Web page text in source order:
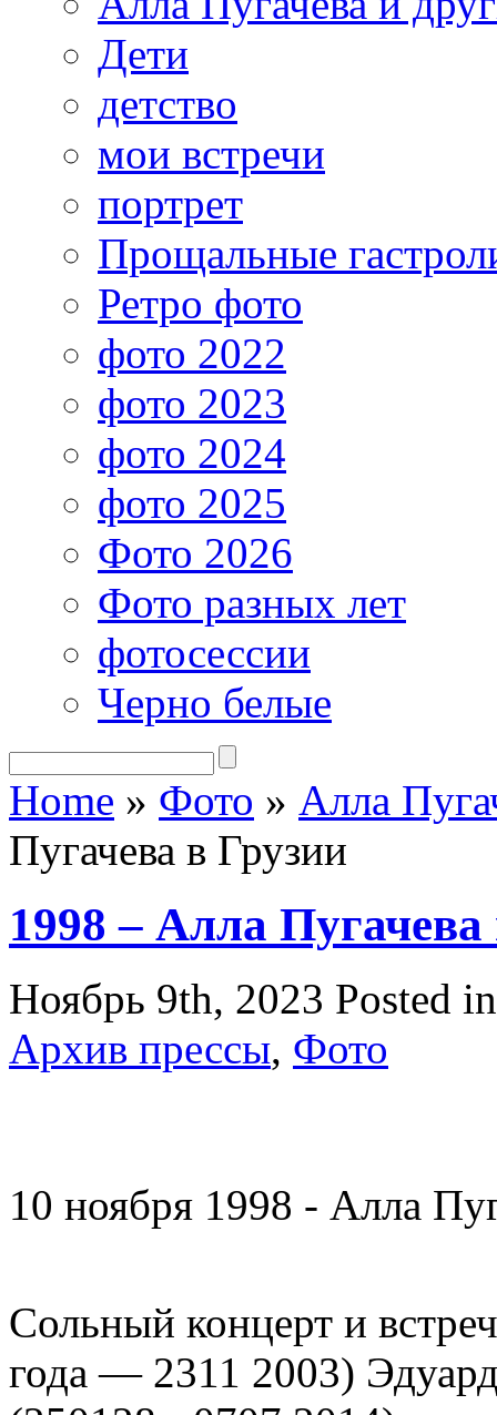
Дети
детство
мои встречи
портрет
Прощальные
Ретро фото
фото 2022
фото 2023
фото 2024
фото 2025
Фото 2026
Фото разных лет
фотосессии
Черно белые
Home » Фото » Алла
Пугачева в Грузии
1998 – Алла Пугачева
Ноябрь 9th, 2023 Posted
Архив прессы, Фото
10 ноября 1998 - Алла
Сольный концерт и
года — 2311 2003)